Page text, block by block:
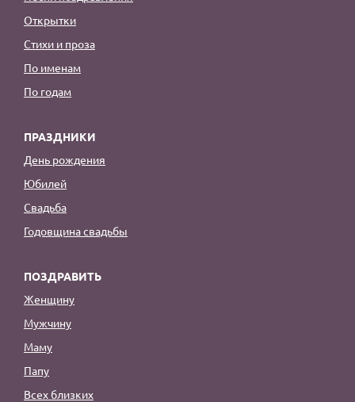
Открытки
Стихи и проза
По именам
По годам
ПРАЗДНИКИ
День рождения
Юбилей
Свадьба
Годовщина свадьбы
ПОЗДРАВИТЬ
Женщину
Мужчину
Маму
Папу
Всех близких